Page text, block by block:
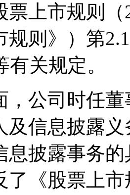
票上市规则
规则》）第
有关规定。
，公司时任
及信息披露
息披露事务
了《股票上